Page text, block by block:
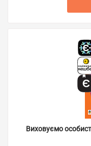
Виховуємо